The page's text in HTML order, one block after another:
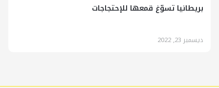
بريطانيا تسوّغ قمعها للإحتجاجات
ديسمبر 23, 2022